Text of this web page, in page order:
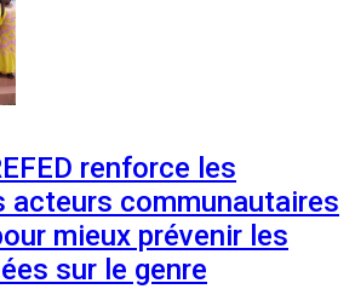
renforce les
acteurs communautaires
mieux prévenir les
sur le genre